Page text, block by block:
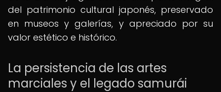
del patrimonio cultural japonés, preservado
en museos y galerías, y apreciado por su
valor estético e histórico.
La persistencia de las artes
marciales y el legado samurái